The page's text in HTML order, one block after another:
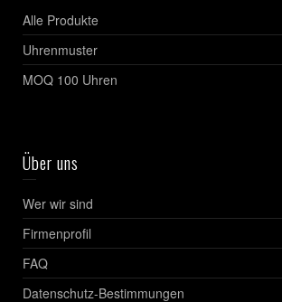
Alle Produkte
Uhrenmuster
MOQ 100 Uhren
Über uns
Wer wir sind
Firmenprofil
FAQ
Datenschutz-Bestimmungen